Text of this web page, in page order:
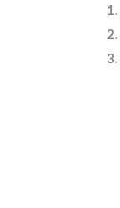
1.
2.
3.